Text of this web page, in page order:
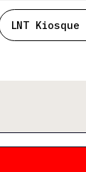
LNT Kiosque